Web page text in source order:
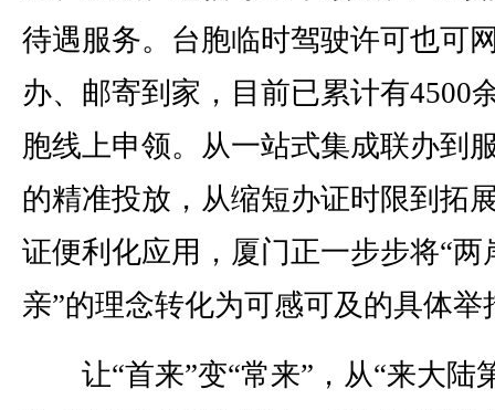
待遇服务。台胞临时驾驶许可也可
办、邮寄到家，目前已累计有4500
胞线上申领。从一站式集成联办到
的精准投放，从缩短办证时限到拓
证便利化应用，厦门正一步步将“两
亲”的理念转化为可感可及的具体举
让“首来”变“常来”，从“来大陆